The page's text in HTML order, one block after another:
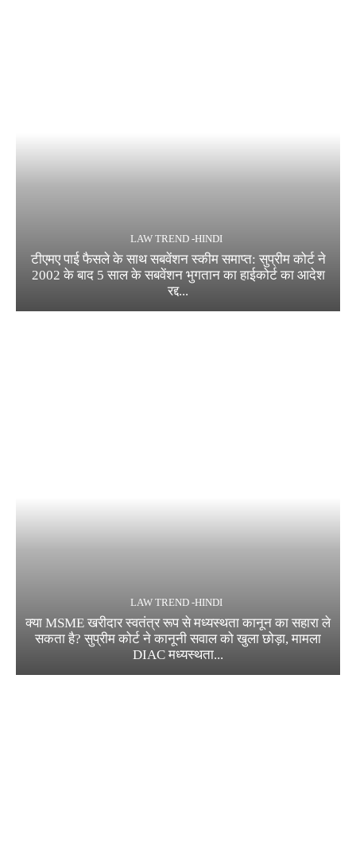
LAW TREND -HINDI
टीएमए पाई फैसले के साथ सबवेंशन स्कीम समाप्त: सुप्रीम कोर्ट ने
2002 के बाद 5 साल के सबवेंशन भुगतान का हाईकोर्ट का आदेश
रद्द...
LAW TREND -HINDI
क्या MSME खरीदार स्वतंत्र रूप से मध्यस्थता कानून का सहारा ले
सकता है? सुप्रीम कोर्ट ने कानूनी सवाल को खुला छोड़ा, मामला
DIAC मध्यस्थता...